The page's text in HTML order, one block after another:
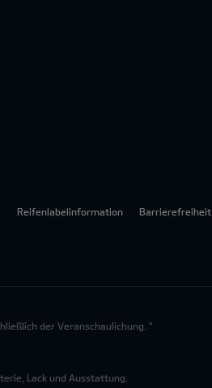
Reifenlabelinformation Barrierefreiheit
der Veranschaulichung. *
Lack und Ausstattung.